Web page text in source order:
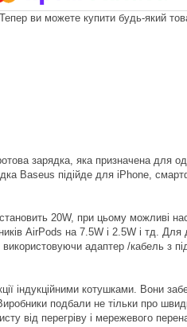
ви можете купити будь-який
зарядка, яка призначена для
Baseus підійде для iPhone,
20W, при цьому можливі
AirPods на 7.5W і 2.5W і тд. Для
адаптер /кабель з
індукційними котушками. Вони
подбали не тільки про
від перегріву і мережевого